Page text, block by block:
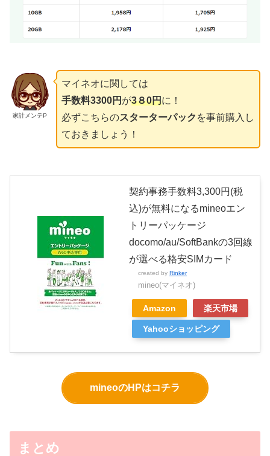
家計メンテP
マイネオに関しては
手数料3300円 が3８0円に！
必ずこちらのスターターパック を事前購入し
ておきましょう！
契約事務手数料3,300円(税
込)が無料になるmineoエン
トリーパッケージ
docomo/au/SoftBankの3回線
が選べる格安SIMカード
created by Rinker
mineo(マイネオ)
Amazon 楽天市場
Yahooショッピング
mineoのHPはコチラ
まとめ